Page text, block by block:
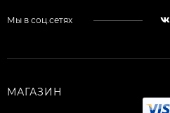
Мы в соц.сетях
МАГАЗИН